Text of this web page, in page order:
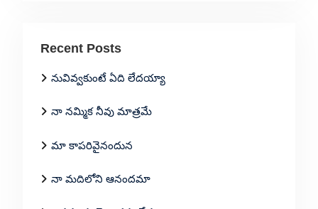
Recent Posts
నువివ్వకుంటే ఏది లేదయ్యా
నా నమ్మిక నీవు మాత్రమే
మా కాపరివైనందున
నా మదిలోని ఆనందమా